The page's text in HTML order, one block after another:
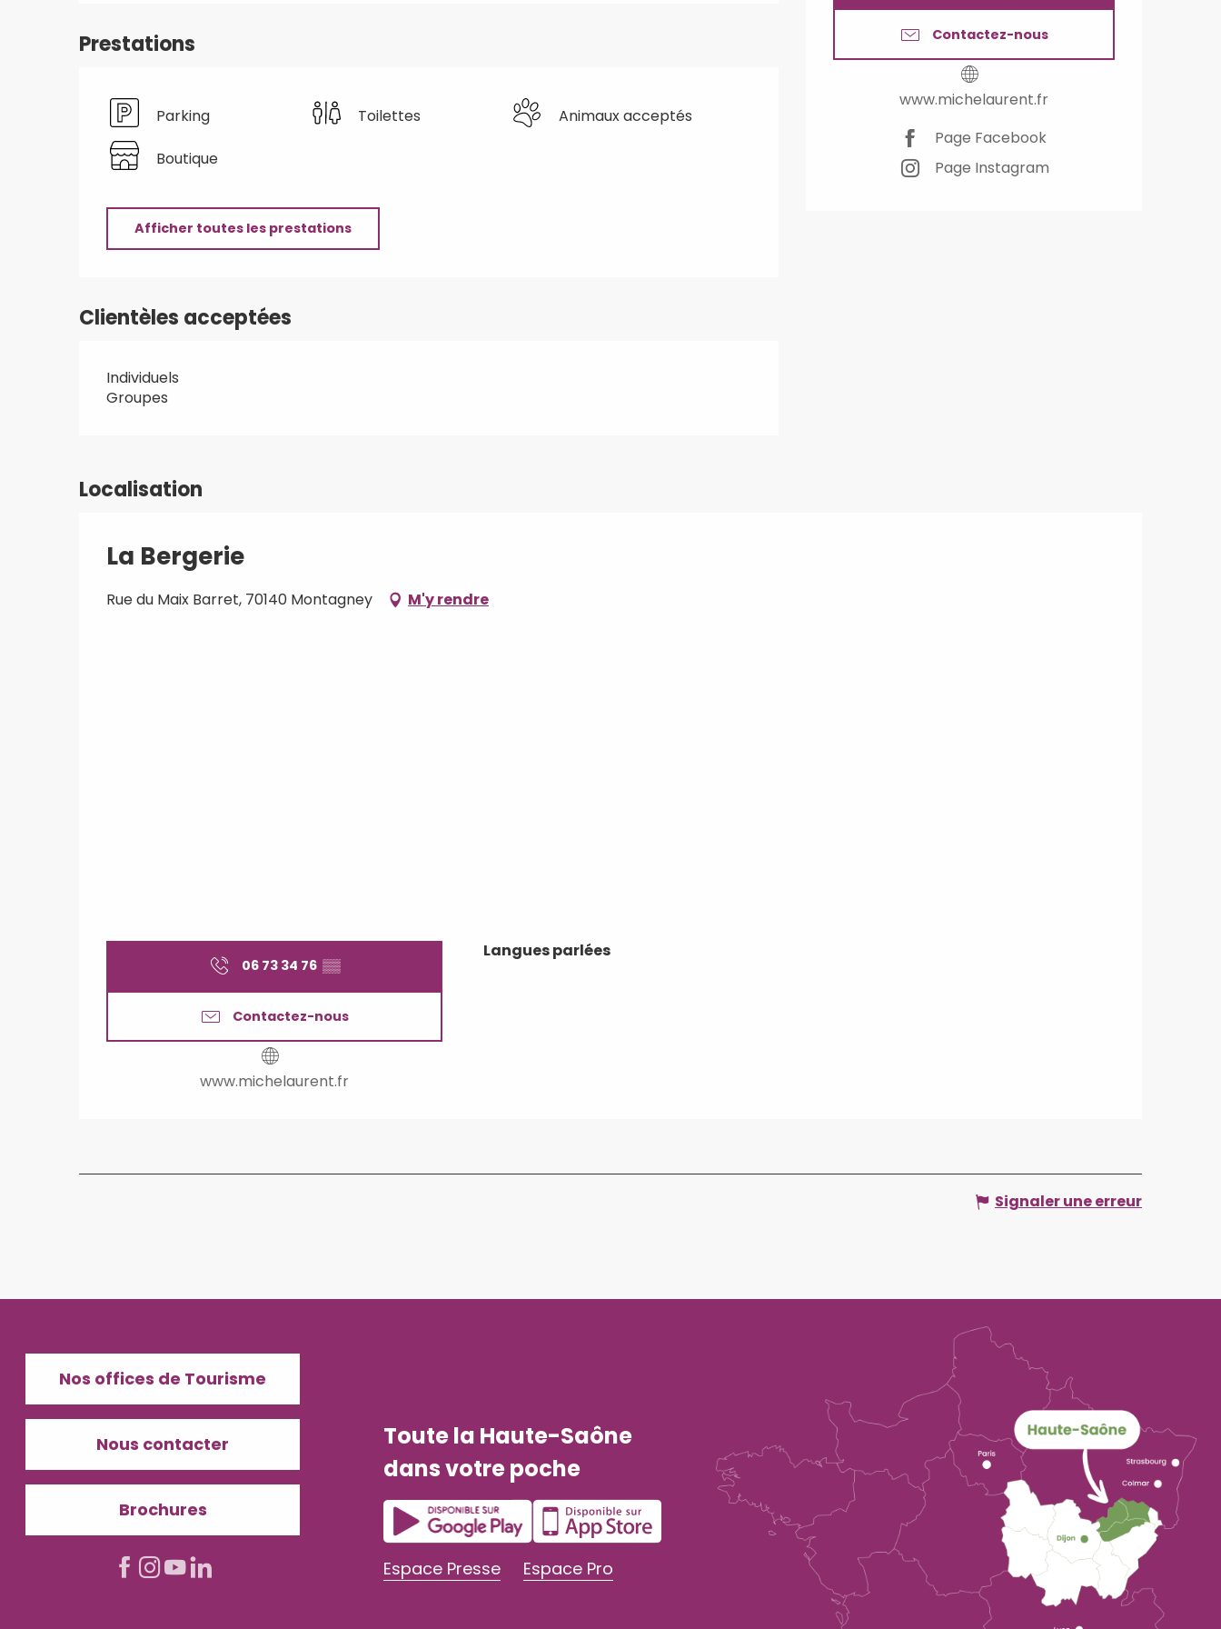
Contactez-nous
www.michelaurent.fr
Page Facebook
Page Instagram
Prestations
Parking Toilettes Animaux acceptés
Boutique
Afficher toutes les prestations
Clientèles acceptées
Individuels
Groupes
Localisation
La Bergerie
Rue du Maix Barret, 70140 Montagney M'y rendre
06 73 34 76 ▒▒
Contactez-nous
www.michelaurent.fr
Langues parlées
Langues parlées
Signaler une erreur
Nos offices de Tourisme
Nous contacter
Brochures
Toute la Haute-Saône
dans votre poche
Espace Presse Espace Pro